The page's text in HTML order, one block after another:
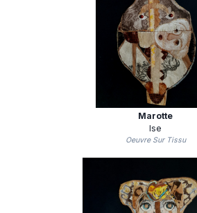
Marotte
Ise
Oeuvre Sur Tissu